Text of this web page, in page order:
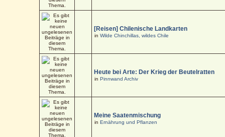
[Reisen] Chilenische Landkarten
inWilde Chinchillas, wildes Chile
Heute bei Arte: Der Krieg der Beutelratten
inPinnwand Archiv
Meine Saatenmischung
inErnährung und Pflanzen